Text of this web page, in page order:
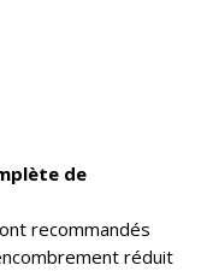
de
recommandés
réduit